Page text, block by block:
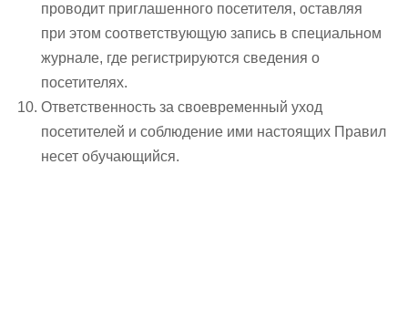
проводит приглашенного посетителя, оставляя
при этом соответствующую запись в специальном
журнале, где регистрируются сведения о
посетителях.
Ответственность за своевременный уход
посетителей и соблюдение ими настоящих Правил
несет обучающийся.